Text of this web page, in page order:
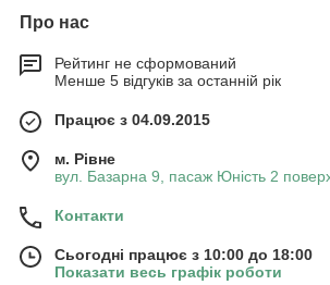
Про нас
Рейтинг не сформований
Менше 5 відгуків за останній рік
Працює з 04.09.2015
м. Рівне
вул. Базарна 9, пасаж Юність 2
Контакти
Сьогодні працює з 10:00 до 18:00
Показати весь графік роботи